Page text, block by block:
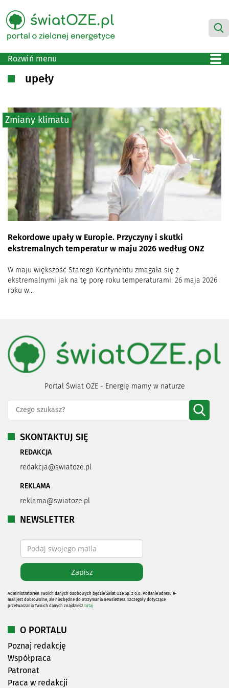
Rozwiń menu
upeły
Rekordowe upały w Europie. Przyczyny i skutki
ekstremalnych temperatur w maju 2026 według ONZ
W maju większość Starego Kontynentu zmagała się z
ekstremalnymi jak na tę porę roku temperaturami. 26 maja 2026
roku w...
Zmiany klimatu
Portal Świat OZE - Energię mamy w naturze
SKONTAKTUJ SIĘ
REDAKCJA
redakcja@swiatoze.pl
REKLAMA
reklama@swiatoze.pl
NEWSLETTER
Administratorem Twoich danych osobowych będzie Świat Oze Sp. z o.o. Podanie adresu e-
mail jest dobrowolne, ale niezbędne do otrzymania newslettera. Szczegóły dotyczące
przetwarzania Twoich danych znajdziesz tutaj
O PORTALU
Poznaj redakcję
Współpraca
Patronat
Praca w redakcji